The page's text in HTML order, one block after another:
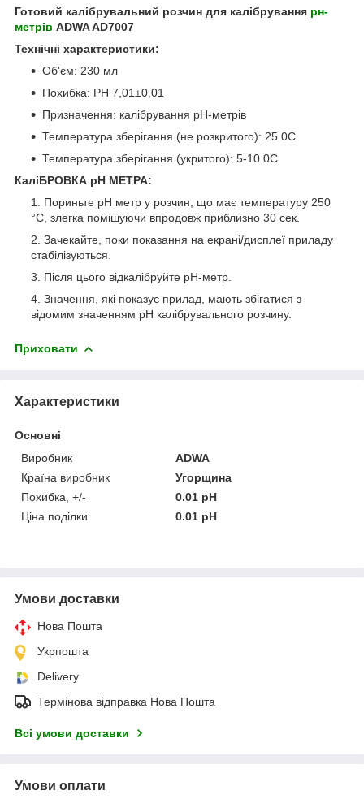
Готовий калібрувальний розчин для калібрування рн-
метрів ADWA AD7007
Технічні характеристики:
Об'єм: 230 мл
Похибка: РН 7,01±0,01
Призначення: калібрування pH-метрів
Температура зберігання (не розкритого): 25 0С
Температура зберігання (укритого): 5-10 0С
КаліБРОВКА рH МЕТРА:
Пориньте pH метр у розчин, що має температуру 250
°C, злегка помішуючи впродовж приблизно 30 сек.
Зачекайте, поки показання на екрані/дисплеї приладу
стабілізуються.
Після цього відкалібруйте pH-метр.
Значення, які показує прилад, мають збігатися з
відомим значенням pH калібрувального розчину.
Приховати
Характеристики
Основні
Виробник
ADWA
Країна виробник
Угорщина
Похибка, +/-
0.01 pH
Ціна поділки
0.01 pH
Умови доставки
Нова Пошта
Укрпошта
Delivery
Термінова відправка Нова Пошта
Всі умови доставки
Умови оплати